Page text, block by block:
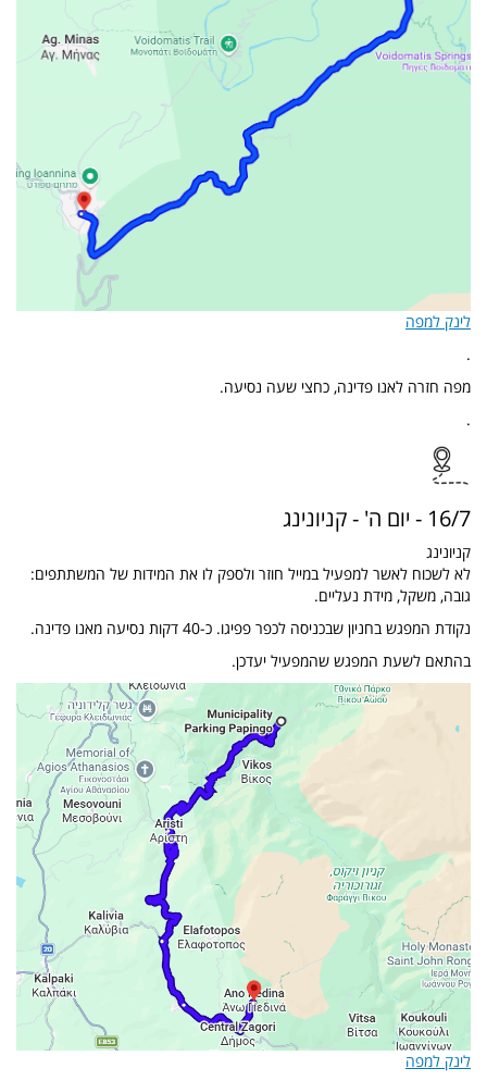
לינק למפה
.
מפה חזרה לאנו פדינה, כחצי שעה נסיעה.
.
16/7 - יום ה' - קניונינג
קניונינג
לא לשכוח לאשר למפעיל במייל חוזר ולספק לו את המידות של המשתתפים:
גובה, משקל, מידת נעליים.
נקודת המפגש בחניון שבכניסה לכפר פפיגו. כ-40 דקות נסיעה מאנו פדינה.
בהתאם לשעת המפגש שהמפעיל יעדכן.
לינק למפה